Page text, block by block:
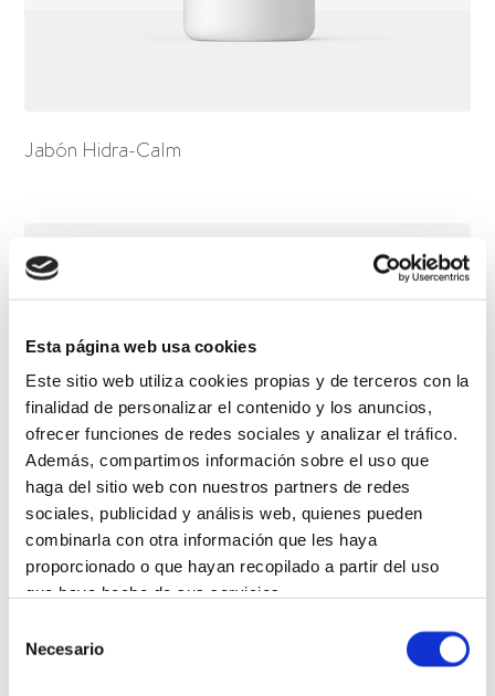
Esta página web usa cookies
Este sitio web utiliza cookies propias y de terceros con la
finalidad de personalizar el contenido y los anuncios,
ofrecer funciones de redes sociales y analizar el tráfico.
Además, compartimos información sobre el uso que
haga del sitio web con nuestros partners de redes
sociales, publicidad y análisis web, quienes pueden
combinarla con otra información que les haya
proporcionado o que hayan recopilado a partir del uso
que haya hecho de sus servicios.
Más información
Necesario
Jabón Hidra-Calm